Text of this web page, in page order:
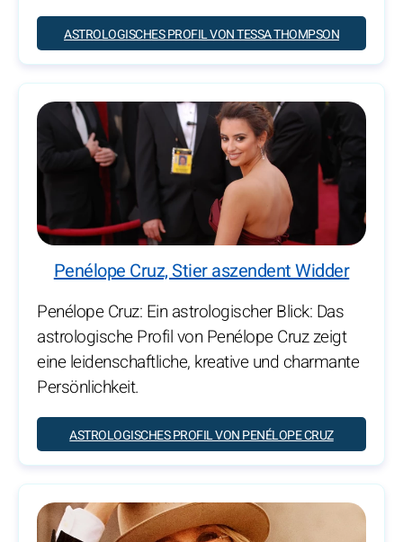
ASTROLOGISCHES PROFIL VON TESSA THOMPSON
Penélope Cruz, Stier aszendent Widder
Penélope Cruz: Ein astrologischer Blick: Das
astrologische Profil von Penélope Cruz zeigt
eine leidenschaftliche, kreative und charmante
Persönlichkeit.
ASTROLOGISCHES PROFIL VON PENÉLOPE CRUZ